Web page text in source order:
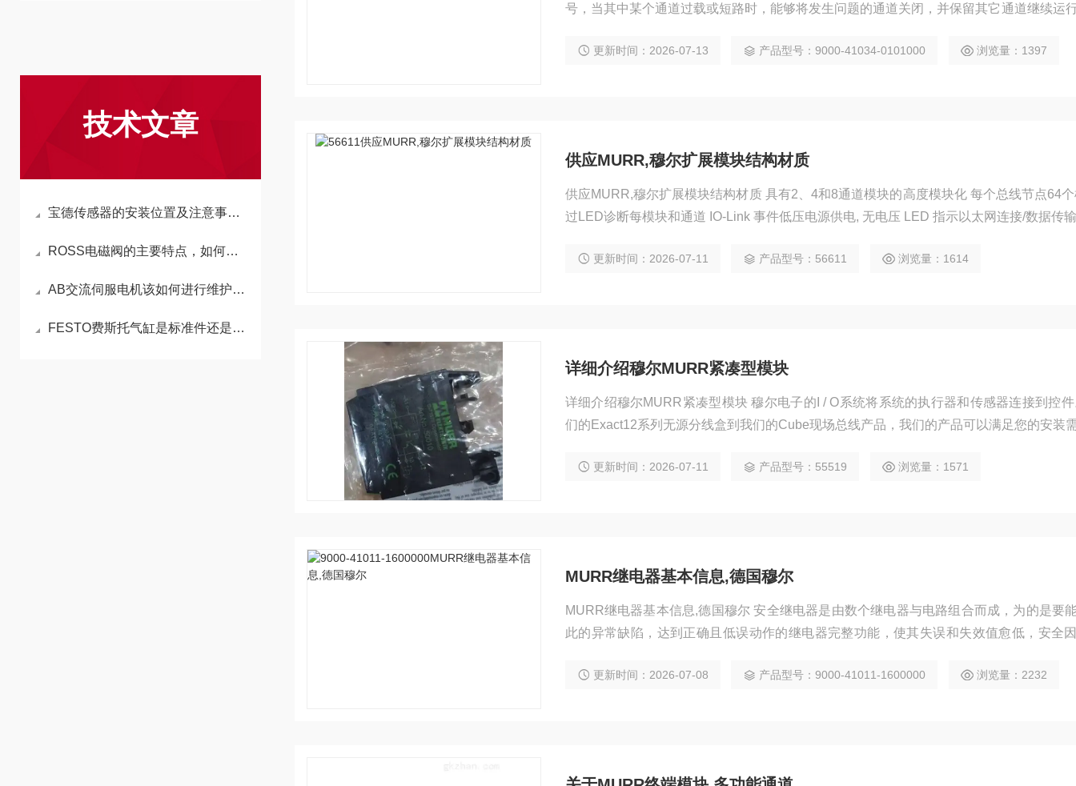
技术文章
宝德传感器的安装位置及注意事项说明
ROSS电磁阀的主要特点，如何判断电磁阀的坏
AB交流伺服电机该如何进行维护保养
FESTO费斯托气缸是标准件还是非标准件
号，当其中某个通道过载或短路时，能够将发生问题的通道关闭，并保留其它通道继续运
更新时间：2026-07-13 产品型号：9000-41034-0101000 浏览量：1397
供应MURR,穆尔扩展模块结构材质
供应MURR,穆尔扩展模块结构材质 具有2、4和8通道模块的高度模块化 每个总线节点64
过LED诊断每模块和通道 IO-Link 事件低压电源供电, 无电压 LED 指示以太网连接/数据传输
更新时间：2026-07-11 产品型号：56611 浏览量：1614
详细介绍穆尔MURR紧凑型模块
详细介绍穆尔MURR紧凑型模块 穆尔电子的I / O系统将系统的执行器和传感器连接到控
们的Exact12系列无源分线盒到我们的Cube现场总线产品，我们的产品可以满足您的安装
更新时间：2026-07-11 产品型号：55519 浏览量：1571
MURR继电器基本信息,德国穆尔
MURR继电器基本信息,德国穆尔 安全继电器是由数个继电器与电路组合而成，为的是要
此的异常缺陷，达到正确且低误动作的继电器完整功能，使其失误和失效值愈低，安全
械操作人员。
更新时间：2026-07-08 产品型号：9000-41011-1600000 浏览量：2232